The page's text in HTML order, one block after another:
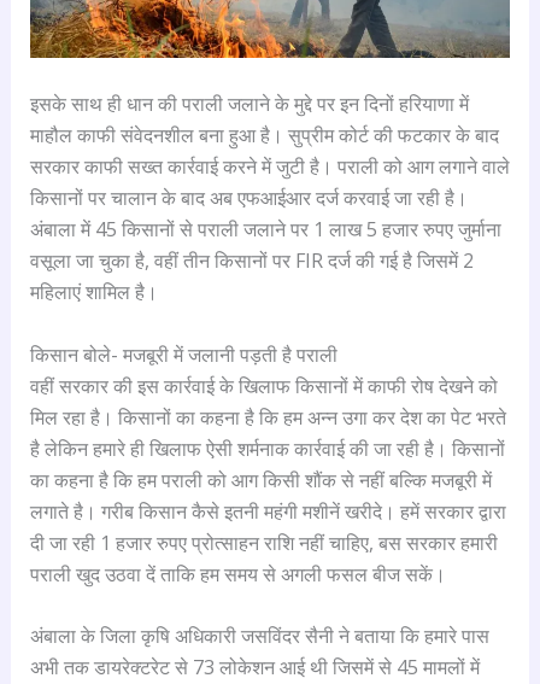
इसके साथ ही धान की पराली जलाने के मुद्दे पर इन दिनों हरियाणा में
माहौल काफी संवेदनशील बना हुआ है। सुप्रीम कोर्ट की फटकार के बाद
सरकार काफी सख्त कार्रवाई करने में जुटी है। पराली को आग लगाने वाले
किसानों पर चालान के बाद अब एफआईआर दर्ज करवाई जा रही है।
अंबाला में 45 किसानों से पराली जलाने पर 1 लाख 5 हजार रुपए जुर्माना
वसूला जा चुका है, वहीं तीन किसानों पर FIR दर्ज की गई है जिसमें 2
महिलाएं शामिल है।
किसान बोले- मजबूरी में जलानी पड़ती है पराली
वहीं सरकार की इस कार्रवाई के खिलाफ किसानों में काफी रोष देखने को
मिल रहा है। किसानों का कहना है कि हम अन्न उगा कर देश का पेट भरते
है लेकिन हमारे ही खिलाफ ऐसी शर्मनाक कार्रवाई की जा रही है। किसानों
का कहना है कि हम पराली को आग किसी शौंक से नहीं बल्कि मजबूरी में
लगाते है। गरीब किसान कैसे इतनी महंगी मशीनें खरीदे। हमें सरकार द्वारा
दी जा रही 1 हजार रुपए प्रोत्साहन राशि नहीं चाहिए, बस सरकार हमारी
पराली खुद उठवा दें ताकि हम समय से अगली फसल बीज सकें।
अंबाला के जिला कृषि अधिकारी जसविंदर सैनी ने बताया कि हमारे पास
अभी तक डायरेक्टरेट से 73 लोकेशन आई थी जिसमें से 45 मामलों में